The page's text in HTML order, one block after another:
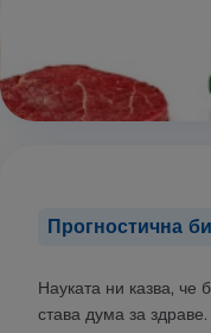
Прогностична
Науката ни казва, че
става дума за